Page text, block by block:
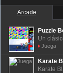
Arcade
Puzzle
Un
Juega
Karate
Karate